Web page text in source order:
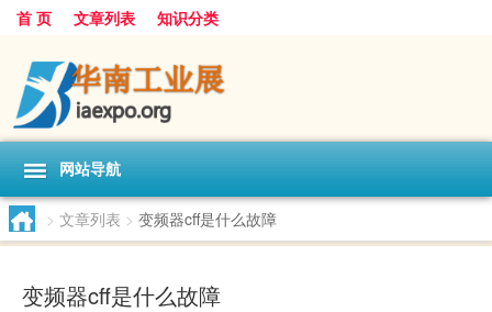
首 页 文章列表 知识分类
网站导航
> 文章列表 > 变频器cff是什么故障
变频器cff是什么故障